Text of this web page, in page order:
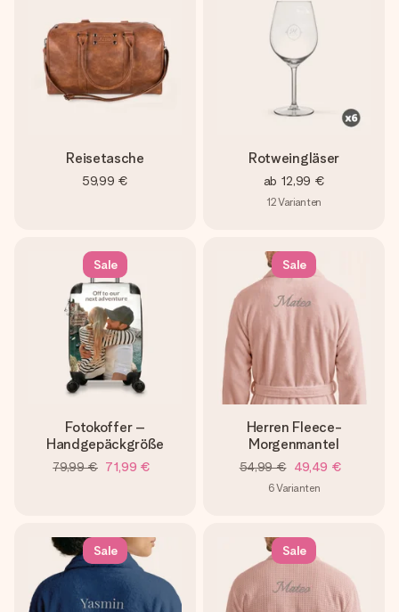
Reisetasche
59,99 €
Rotweingläser
ab 12,99 €
12Varianten
Sale
Fotokoffer –
Handgepäckgröße
79,99 € 71,99 €
Sale
Herren Fleece-
Morgenmantel
54,99 € 49,49 €
6Varianten
Sale Sale